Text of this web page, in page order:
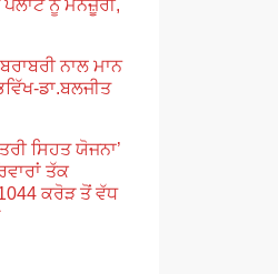
ਨੂੰ ਮਨਜ਼ੂਰੀ,
ਨਾਲ ਮਾਨ
ਡਾ.ਬਲਜੀਤ
ਸਿਹਤ ਯੋਜਨਾ’
ਤੱਕ
ਕਰੋੜ ਤੋਂ ਵੱਧ